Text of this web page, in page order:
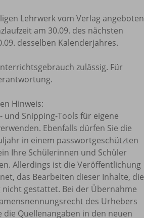
Lehrwerk vom Verlag angeboten
am 30.09. des nächsten
desselben Kalenderjahres.
zulässig. Für
Hinweis:
und Snipping-Tools für eigene
Ebenfalls dürfen Sie die
in einem passwortgeschützten
Ihre Schülerinnen und Schüler
Allerdings ist die Veröffentlichung
das Bearbeiten dieser Inhalte, die
gestattet. Bei der Übernahme
des Urhebers
Quellenangaben in den neuen